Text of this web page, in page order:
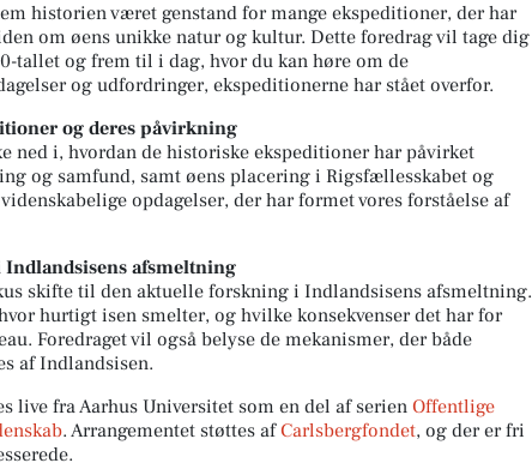
historien været genstand for mange ekspeditioner, der har
om øens unikke natur og kultur. Dette foredrag vil tage dig
tallet og frem til i dag, hvor du kan høre om de
og udfordringer, ekspeditionerne har stået overfor.
og deres påvirkning
ned i, hvordan de historiske ekspeditioner har påvirket
og samfund, samt øens placering i Rigsfællesskabet og
opdagelser, der har formet vores forståelse af
afsmeltning
skifte til den aktuelle forskning i Indlandsisens afsmeltning.
hurtigt isen smelter, og hvilke konsekvenser det har for
Foredraget vil også belyse de mekanismer, der både
af Indlandsisen.
live fra Aarhus Universitet som en del af serien Offentlige
. Arrangementet støttes afCarlsbergfondet, og der er fri